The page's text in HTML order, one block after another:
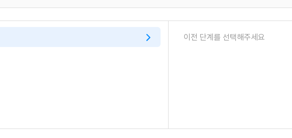
이전 단계를 선택해주세요